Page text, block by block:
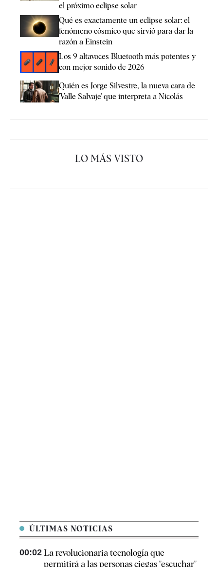
el próximo eclipse solar
Qué es exactamente un eclipse solar: el
fenómeno cósmico que sirvió para dar la
razón a Einstein
Los 9 altavoces Bluetooth más potentes y
con mejor sonido de 2026
Quién es Jorge Silvestre, la nueva cara de
'Valle Salvaje' que interpreta a Nicolás
LO MÁS VISTO
ÚLTIMAS NOTICIAS
00:02 La revolucionaria tecnología que
permitirá a las personas ciegas "escuchar"